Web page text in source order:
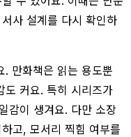
사 설계를 다시 확인하
. 만화책은 읽는 용도뿐
도 커요. 특히 시리즈가
감이 생겨요. 다만 소장
고, 모서리 찍힘 여부를